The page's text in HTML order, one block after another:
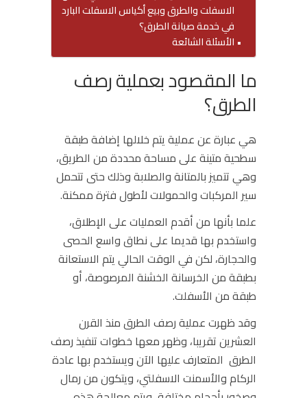
الاسفلت والطرق وبيع أكياس الاسفلت البارد
في خدمة صيانة الطرق؟
الأسئلة الشائعة
ما المقصود بعملية رصف
الطرق؟
هي عبارة عن عملية يتم خلالها إضافة طبقة
سطحية متينة على مساحة محددة من الطريق،
وهي تتميز بالمتانة والصلابة وذلك حتى تتحمل
سير المركبات والحمولات لأطول فترة ممكنة.
علما بأنها من أقدم العمليات على الإطلاق،
واستخدم بها قديما على نطاق واسع الحصى
والحجارة، لكن في الوقت الحالي يتم الاستعانة
بطبقة من الخرسانة الخشنة المرصوصة، أو
طبقة من الأسفلت.
وقد ظهرت عملية رصف الطرق منذ القرن
العشرين تقريبا، وظهر معها خطوات تنفيذ رصف
الطرق المتعارف عليها الآن ويستخدم بها عادة
الركام والأسمنت الاسفلتي، ويتكون من رمال